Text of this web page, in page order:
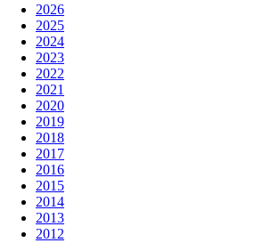
2026
2025
2024
2023
2022
2021
2020
2019
2018
2017
2016
2015
2014
2013
2012